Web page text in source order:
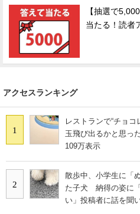
【抽選で
当たる！読者
アクセスランキング
1
レストランで“チョ
玉飛び出るかと思っ
109万表示
2
散歩中、小学生に「
た子犬 納得の姿に
い」投稿者に話を聞